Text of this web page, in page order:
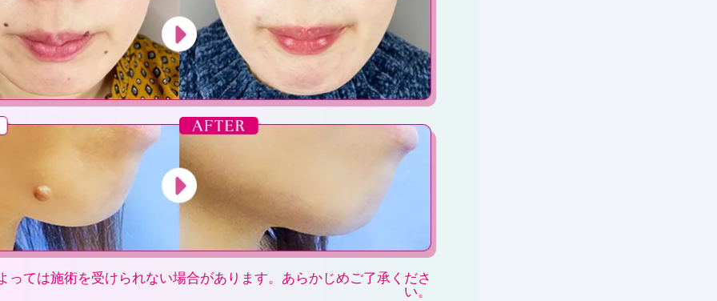
っては施術を受けられない場合があります。あらかじめご了承くださ
い。